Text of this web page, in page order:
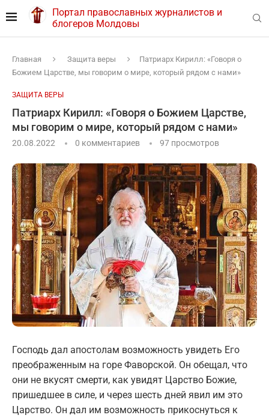
Портал православных журналистов и
блогеров Молдовы
Главная Защита веры
Патриарх Кирилл: «Говоря о
Божием Царстве, мы говорим о мире, который рядом с нами»
ЗАЩИТА ВЕРЫ
Патриарх Кирилл: «Говоря о Божием Царстве,
мы говорим о мире, который рядом с нами»
20.08.2022 0 комментариев 97 просмотров
Господь дал апостолам возможность увидеть Его
преображенным на горе Фаворской. Он обещал, что
они не вкусят смерти, как увидят Царство Божие,
пришедшее в силе, и через шесть дней явил им это
Царство. Он дал им возможность прикоснуться к